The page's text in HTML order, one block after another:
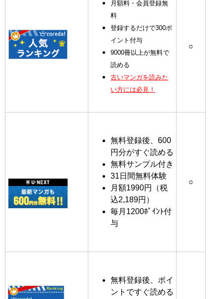
月額料・会員登録無
料
登録するだけで300ポ
イント付与
9000冊以上が無料で
読める
古いマンガを読みた
い方には必見！
○
無料登録後、600
円分がすぐ読める
無料サンプル付き
31日間無料体験
月額1990円（税
込2,189円）
毎月1200ﾎﾟｲﾝﾄ付
与
○
無料登録後、ポイ
ントですぐ読める